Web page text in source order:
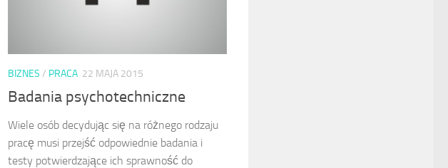
BIZNES / PRACA 22 MAJA 2015
Badania psychotechniczne
Wiele osób decydując się na różnego rodzaju
pracę musi przejść odpowiednie badania i
testy potwierdzające ich sprawność do